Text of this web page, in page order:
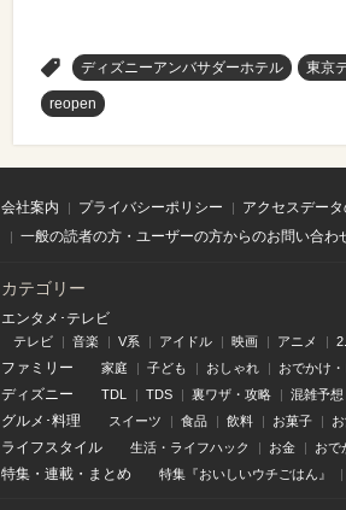
ディズニーアンバサダーホテル 東京
reopen
会社案内 プライバシーポリシー アクセスデー
一般の読者の方・ユーザーの方からのお問い合わ
カテゴリー
エンタメ･テレビ
テレビ 音楽 V系 アイドル 映画 アニメ
ファミリー 家庭 子ども おしゃれ おでかけ
ディズニー TDL TDS 裏ワザ・攻略 混雑予想
グルメ･料理 スイーツ 食品 飲料 お菓子
ライフスタイル 生活・ライフハック お金 おで
特集 ・ 連載 ・ まとめ 特集『おいしいウチごはん』